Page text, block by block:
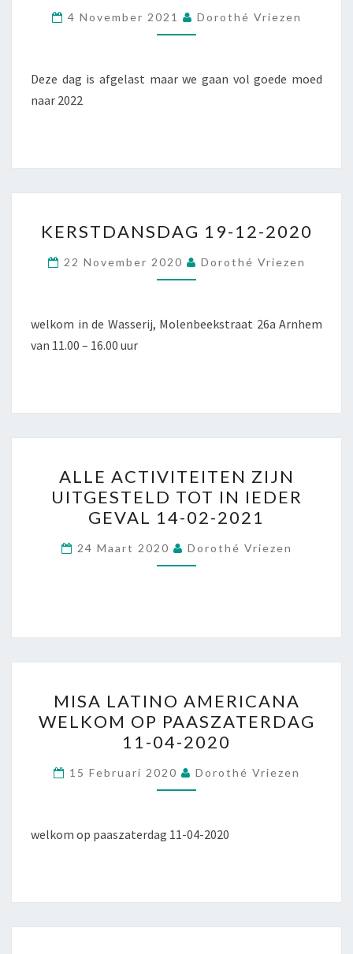
12-
2021
4 November 2021 Dorothé Vriezen
Deze dag is afgelast maar we gaan vol goede moed
naar 2022
19-
12-
2020
KERSTDANSDAG 19-12-2020
22 November 2020 Dorothé Vriezen
welkom in de Wasserij, Molenbeekstraat 26a Arnhem
van 11.00 – 16.00 uur
ACTIVITEITEN
ZIJN
UITGESTELD
TOT
IN
ALLE ACTIVITEITEN ZIJN
UITGESTELD TOT IN IEDER
GEVAL 14-02-2021
24 Maart 2020 Dorothé Vriezen
LATINO
AMERICANA
WELKOM
OP
PAASZATERDAG
04-
MISA LATINO AMERICANA
WELKOM OP PAASZATERDAG
11-04-2020
15 Februari 2020 Dorothé Vriezen
welkom op paaszaterdag 11-04-2020